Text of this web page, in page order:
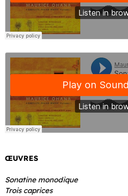
ŒUVRES
Sonatine monodique
Trois caprices